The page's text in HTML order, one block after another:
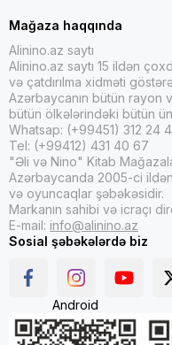
Mağaza haqqında
Alinino.az saytı
Alinino.az saytı 15 ildən
və çatdırılma xidməti
Azərbaycanın bütün rayon
bütün ölkələrindəki bütün
Whatsap: (+99451) 312 24
Tel: (+99412) 431 40 67
"Əli və Nino" Kitab
Azərbaycanda 2005-ci
və oyuncaqlar şəbəkəsidir.
Markanın sahibi və icraçı
E-mail: info@alinino.az
Sosial şəbəkələrdə biz
Android